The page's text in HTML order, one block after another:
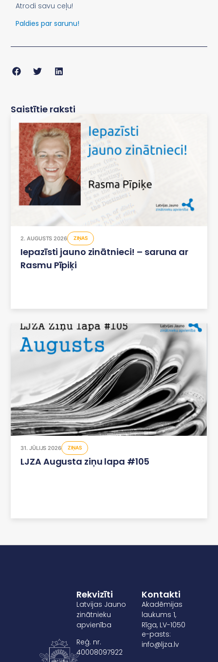
Atrodi savu ceļu!
Paldies par sarunu!
Saistītie raksti
2. AUGUSTS 2026 ZIŅAS
Iepazīsti jauno zinātnieci! – saruna ar
Rasmu Pīpiķi
31. JŪLIJS 2026 ZIŅAS
LJZA Augusta ziņu lapa #105
Rekvizīti
Latvijas Jauno
zinātnieku
apvienība
Reģ. nr.
40008097922
Kontakti
Akadēmijas
laukums 1,
Rīga, LV-1050
e-pasts:
info@ljza.lv